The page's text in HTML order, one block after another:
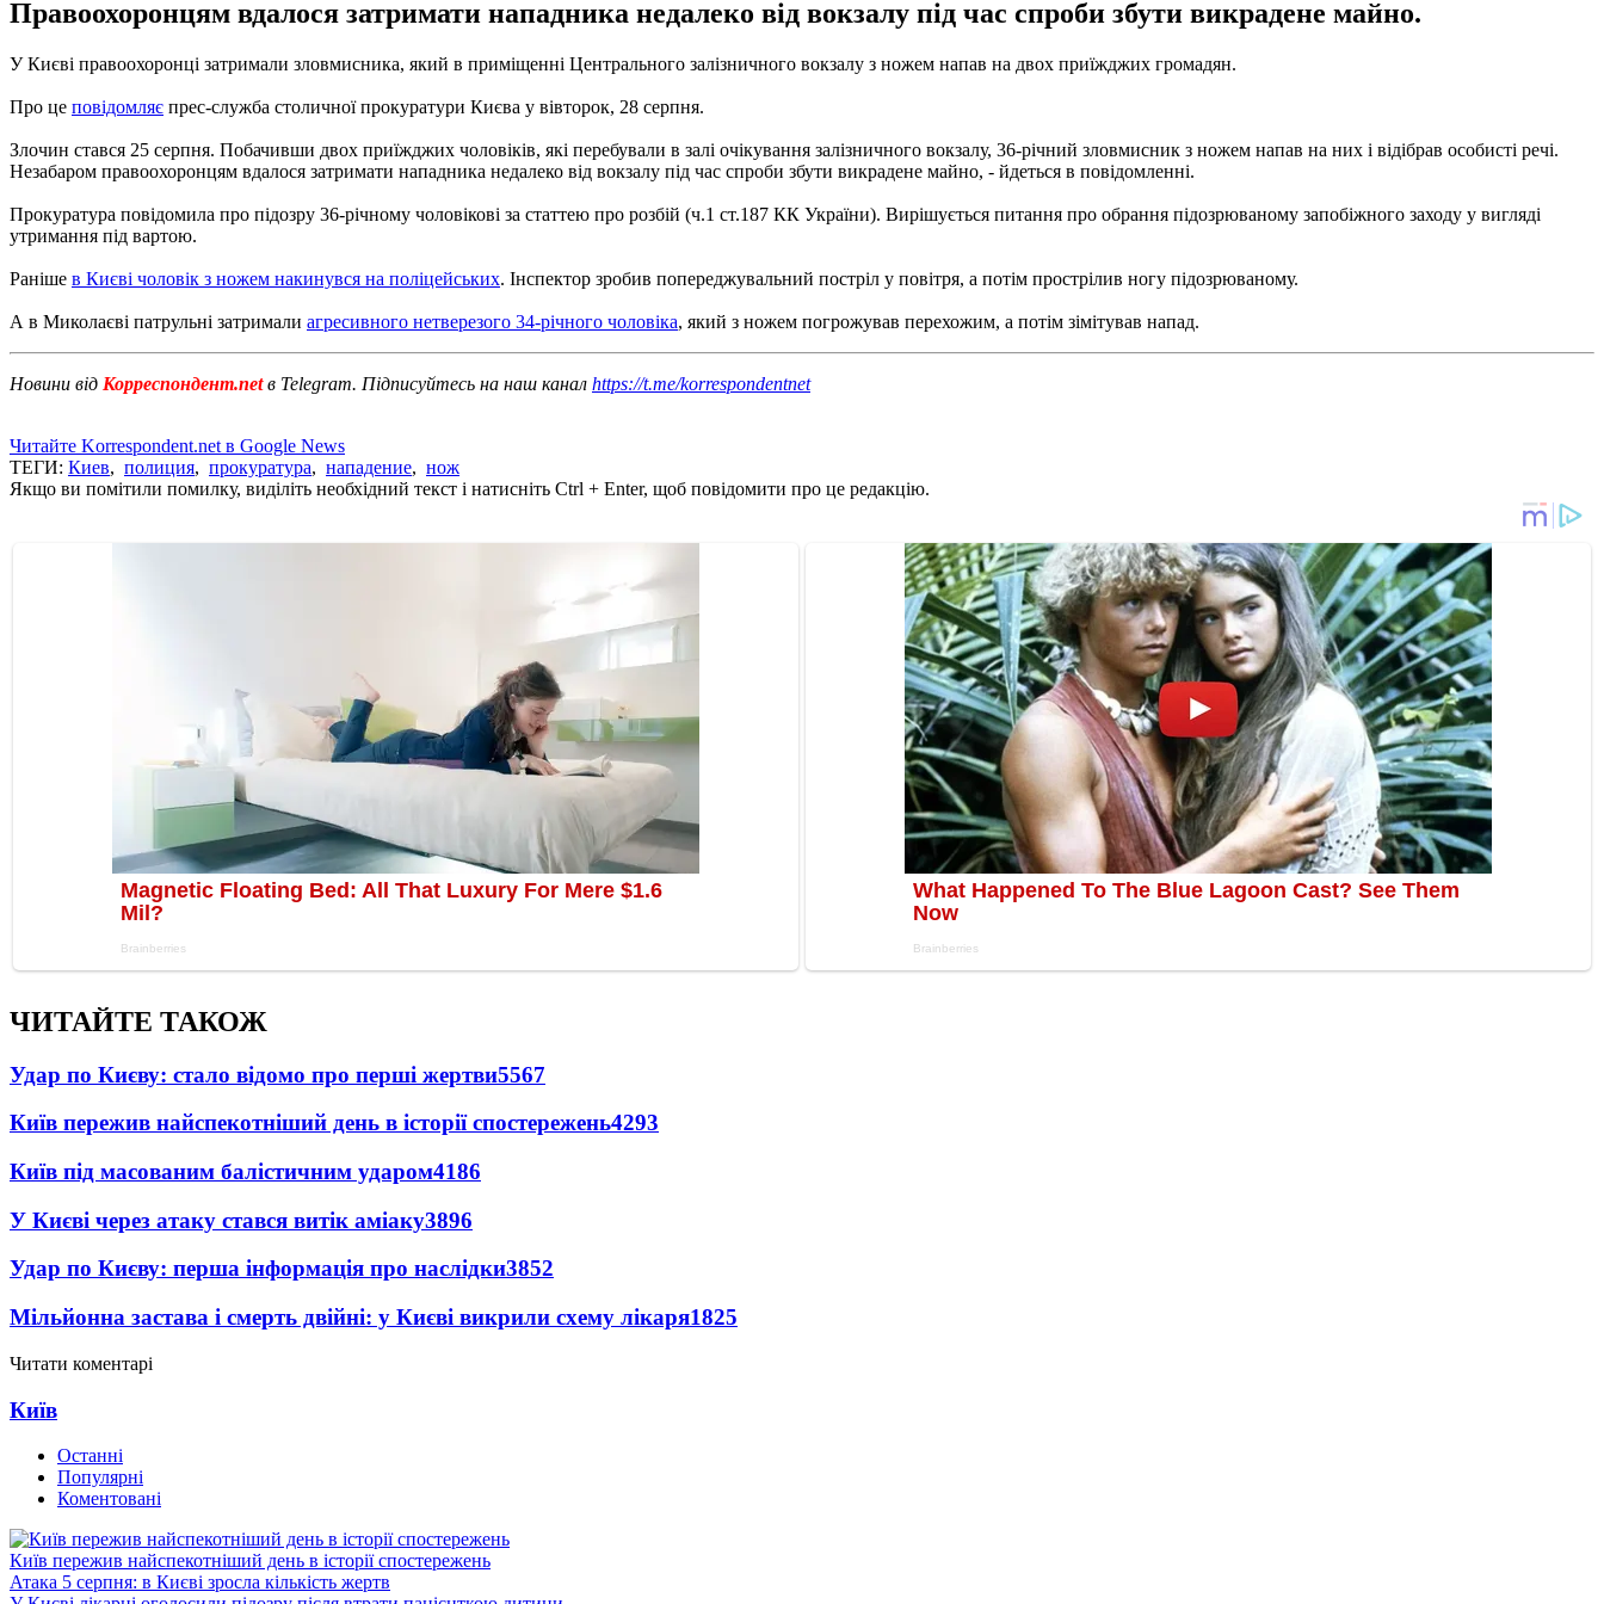
Правоохоронцям вдалося затримати нападника недалеко від вокзалу під час спроби збути викрадене майно.
У Києві правоохоронці затримали зловмисника, який в приміщенні Центрального залізничного вокзалу з ножем напав на двох приїжджих громадян.
Про це повідомляє прес-служба столичної прокуратури Києва у вівторок, 28 серпня.
Злочин стався 25 серпня. Побачивши двох приїжджих чоловіків, які перебували в залі очікування залізничного вокзалу, 36-річний зловмисник з ножем напав на них і відібрав особисті речі.
Незабаром правоохоронцям вдалося затримати нападника недалеко від вокзалу під час спроби збути викрадене майно, - йдеться в повідомленні.
Прокуратура повідомила про підозру 36-річному чоловікові за статтею про розбій (ч.1 ст.187 КК України). Вирішується питання про обрання підозрюваному запобіжного заходу у вигляді
утримання під вартою.
Раніше в Києві чоловік з ножем накинувся на поліцейських. Інспектор зробив попереджувальний постріл у повітря, а потім прострілив ногу підозрюваному.
А в Миколаєві патрульні затримали агресивного нетверезого 34-річного чоловіка, який з ножем погрожував перехожим, а потім зімітував напад.
Новини від Корреспондент.netв Telegram. Підписуйтесь на наш канал https://t.me/korrespondentnet
Читайте Korrespondent.net в Google News
ТЕГИ: Киев, полиция, прокуратура, нападение, нож
Якщо ви помітили помилку, виділіть необхідний текст і натисніть Ctrl + Enter, щоб повідомити про це редакцію.
ЧИТАЙТЕ ТАКОЖ
Удар по Києву: стало відомо про перші жертви5567
Київ пережив найспекотніший день в історії спостережень4293
Київ під масованим балістичним ударом4186
У Києві через атаку стався витік аміаку3896
Удар по Києву: перша інформація про наслідки3852
Мільйонна застава і смерть двійні: у Києві викрили схему лікаря1825
Читати коментарі
Київ
Останні
Популярні
Коментовані
Київ пережив найспекотніший день в історії спостережень
Атака 5 серпня: в Києві зросла кількість жертв